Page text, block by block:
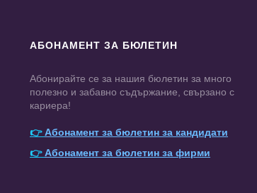
АБОНАМЕНТ ЗА БЮЛЕТИН
Абонирайте се за нашия бюлетин за много
полезно и забавно съдържание, свързано с
кариера!
👉Абонамент за бюлетин за кандидати
👉Абонамент за бюлетин за фирми